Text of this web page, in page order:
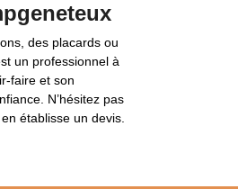
des placards ou
un professionnel à
faire et son
N’hésitez pas
établisse un devis.